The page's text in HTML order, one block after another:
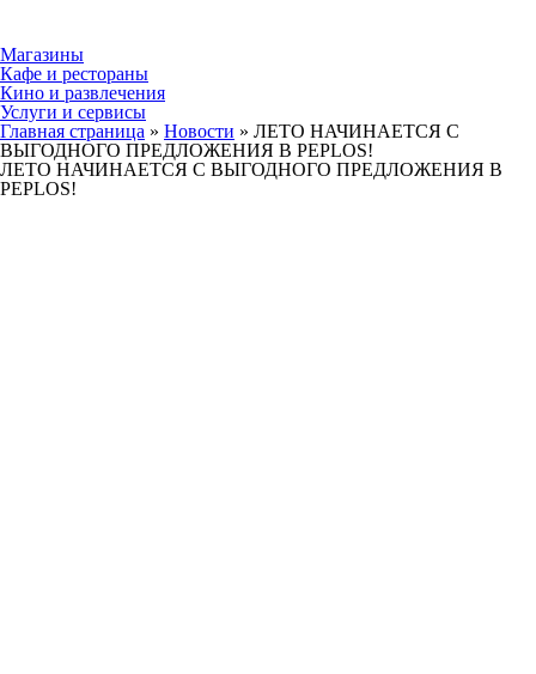
Магазины
Кафе и рестораны
Кино и развлечения
Услуги и сервисы
Главная страница » Новости » ЛЕТО НАЧИНАЕТСЯ С
ВЫГОДНОГО ПРЕДЛОЖЕНИЯ В PEPLOS!
ЛЕТО НАЧИНАЕТСЯ С ВЫГОДНОГО ПРЕДЛОЖЕНИЯ В
PEPLOS!